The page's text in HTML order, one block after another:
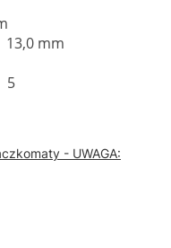
mm
5
- UWAGA: